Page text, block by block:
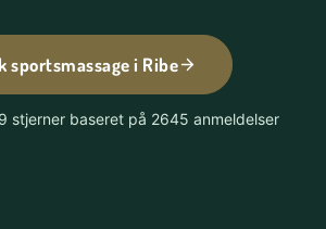
sportsmassage i Ribe
stjerner baseret på 2645 anmeldelser